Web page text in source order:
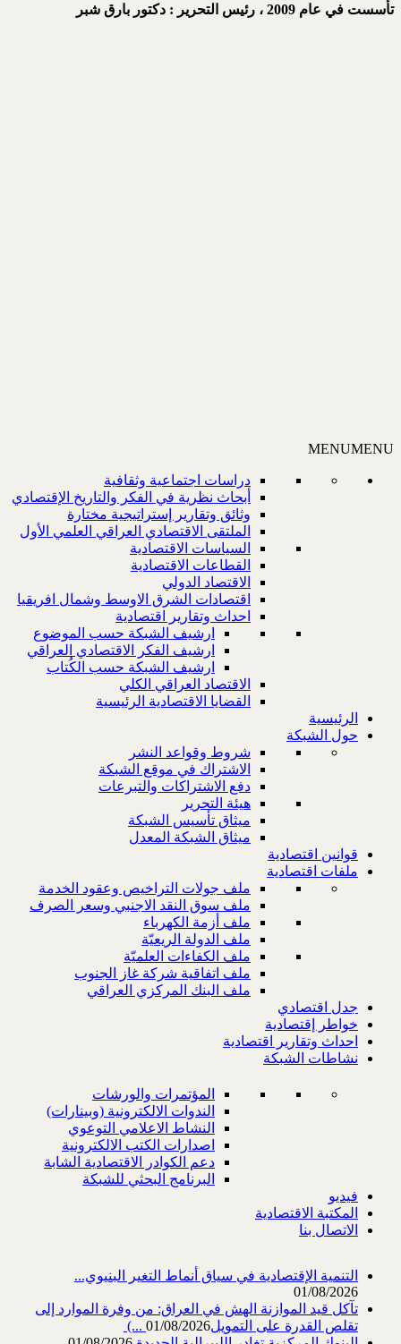
تأسست في عام 2009 ، رئيس التحرير : دكتور بارق شبر
MENUMENU
دراسات اجتماعية وثقافية
أبحاث نظرية في الفكر والتاريخ الإقتصادي
وثائق وتقارير إستراتيجية مختارة
الملتقى الاقتصادي العراقي العلمي الأول
السياسات الاقتصادية
القطاعات الاقتصادية
الاقتصاد الدولي
اقتصادات الشرق الاوسط وشمال افريقيا
احداث وتقارير اقتصادية
ارشيف الشبكة حسب الموضوع
ارشيف الفكر الاقتصادي العراقي
ارشيف الشبكة حسب الكُتاب
الاقتصاد العراقي الكلي
القضايا الاقتصادية الرئيسية
الرئيسية
حول الشبكة
شروط وقواعد النشر
الاشتراك في موقع الشبكة
دفع الاشتراكات والتبرعات
هيئة التحرير
ميثاق تأسيس الشبكة
ميثاق الشبكة المعدل
قوانين اقتصادية
ملفات اقتصادية
ملف جولات التراخيص وعقود الخدمة
ملف سوق النقد الاجنبي وسعر الصرف
ملف أزمة الكهرباء
ملف الدولة الريعيّة
ملف الكفاءات العلميّة
ملف اتفاقية شركة غاز الجنوب
ملف البنك المركزي العراقي
جدل اقتصادي
خواطر إقتصادية
احداث وتقارير اقتصادية
نشاطات الشبكة
المؤتمرات والورشات
الندوات الالكترونية (وبينارات)
النشاط الاعلامي التوعوي
اصدارات الكتب الالكترونية
دعم الكوادر الاقتصادية الشابة
البرنامج البحثي للشبكة
فيديو
المكتبة الاقتصادية
الاتصال بنا
التنمية الإقتصادية في سياق أنماط التغير البنيوي...
01/08/2026
تآكل قيد الموازنة الهش في العراق: من وفرة الموارد إلى
تقلص القدرة على التمويل‎ (...01/08/2026